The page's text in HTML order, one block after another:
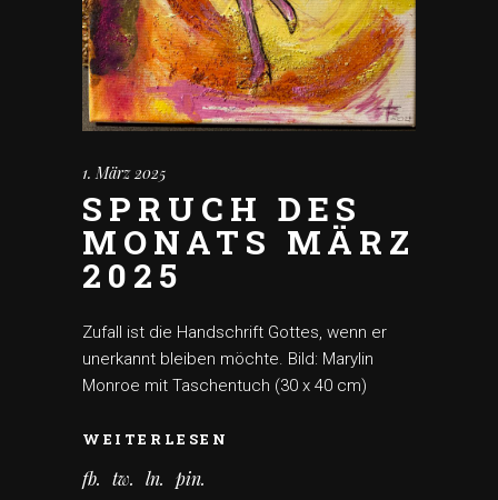
1. März 2025
SPRUCH DES
MONATS MÄRZ
2025
Zufall ist die Handschrift Gottes, wenn er
unerkannt bleiben möchte. Bild: Marylin
Monroe mit Taschentuch (30 x 40 cm)
WEITERLESEN
fb tw ln pin